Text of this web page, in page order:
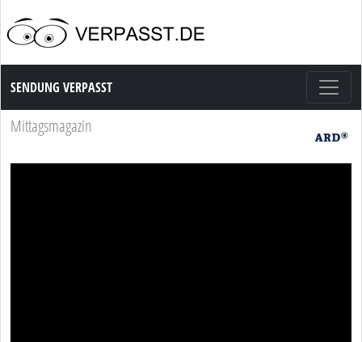
Sendung Verpasst
SENDUNG VERPASST
Mittagsmagazin